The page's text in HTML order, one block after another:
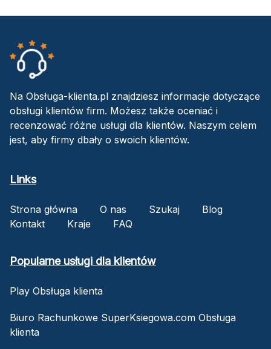
Na Obsługa-klienta.pl znajdziesz informacje dotyczące
obsługi klientów firm. Możesz także oceniać i
recenzować różne usługi dla klientów. Naszym celem
jest, aby firmy dbały o swoich klientów.
Links
Strona główna O nas Szukaj
Blog
Kontakt
Kraje FAQ
Popularne usługi dla klientów
Play Obsługa klienta
Biuro Rachunkowe SuperKsiegowa.com Obsługa
klienta